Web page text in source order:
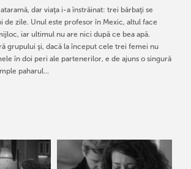
dar viaţa i-a înstrăinat: trei bărbaţi se
de zile. Unul este profesor în Mexic, altul face
iar ultimul nu are nici după ce bea apă.
grupului şi, dacă la început cele trei femei nu
în doi peri ale partenerilor, e de ajuns o singură
paharul...